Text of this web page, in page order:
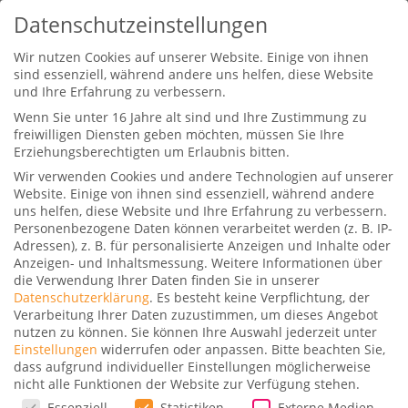
Entzückend! Thai Airways 747-
400 Upperdeck Business Class
Gepostet vonDominik|16. Mai 2020|0 |
Ein recht kurzer Flug von Bangkok nach
Denpasar auf Bali, vier Stunden sind es nur.
Datenschutzeinstellungen
Wir nutzen Cookies auf unserer Website. Einige von ihnen
sind essenziell, während andere uns helfen, diese Website
und Ihre Erfahrung zu verbessern.
Wenn Sie unter 16 Jahre alt sind und Ihre Zustimmung zu
freiwilligen Diensten geben möchten, müssen Sie Ihre
Erziehungsberechtigten um Erlaubnis bitten.
Wir verwenden Cookies und andere Technologien auf unserer
Website. Einige von ihnen sind essenziell, während andere
uns helfen, diese Website und Ihre Erfahrung zu verbessern.
Personenbezogene Daten können verarbeitet werden (z. B. IP-
Adressen), z. B. für personalisierte Anzeigen und Inhalte oder
Anzeigen- und Inhaltsmessung. Weitere Informationen über
die Verwendung Ihrer Daten finden Sie in unserer
Datenschutzerklärung. Es besteht keine Verpflichtung, der
Verarbeitung Ihrer Daten zuzustimmen, um dieses Angebot
nutzen zu können. Sie können Ihre Auswahl jederzeit unter
Einstellungen widerrufen oder anpassen. Bitte beachten Sie,
dass aufgrund individueller Einstellungen möglicherweise
nicht alle Funktionen der Website zur Verfügung stehen.
Datenschutzeinstellungen